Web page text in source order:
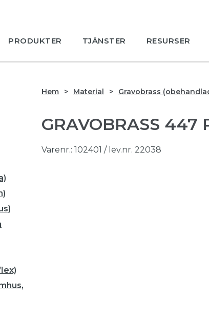
PRODUKTER TJÄNSTER RESURSER
Hem Material Gravobrass
GRAVOBRASS 447
Varenr.: 102401 / lev.nr. 22038